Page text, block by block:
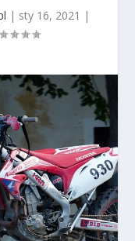
| sty 16, 2021 |